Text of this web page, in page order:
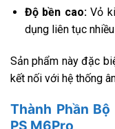
Độ bền cao:Vỏ
dụng liên tục
Sản phẩm này đặc
kết nối với hệ thống
Thành Phần